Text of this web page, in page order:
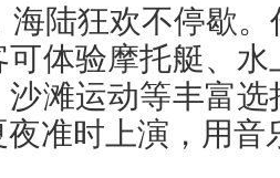
海陆狂欢不停歇
体验摩托艇、
沙滩运动等丰富
准时上演，用音